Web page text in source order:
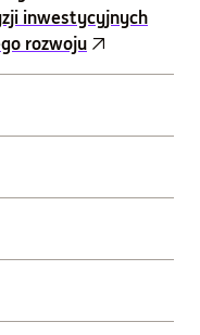
inwestycyjnych
rozwoju